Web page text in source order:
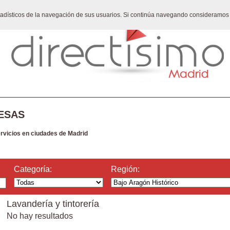
de la navegación de sus usuarios. Si continúa navegando
en ciudades de Madrid
Categoría: Región:
Lavandería y tintorería
No hay resultados